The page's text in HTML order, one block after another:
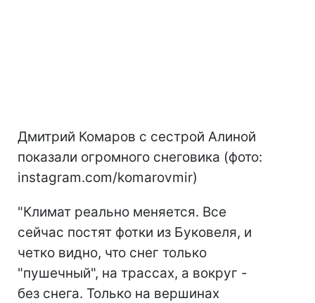
Дмитрий Комаров с сестрой Алиной
показали огромного снеговика (фото:
instagram.com/komarovmir)
"Климат реально меняется. Все
сейчас постят фотки из Буковеля, и
четко видно, что снег только
"пушечный", на трассах, а вокруг -
без снега. Только на вершинах